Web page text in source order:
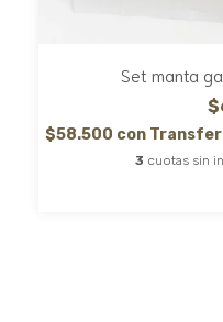
Set manta
$58.500 con
3 cuotas sin